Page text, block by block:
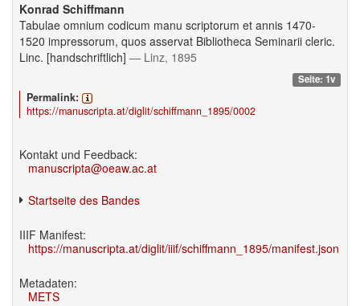
Konrad Schiffmann
Tabulae omnium codicum manu scriptorum et annis 1470-
1520 impressorum, quos asservat Bibliotheca Seminarii cleric.
Linc. [handschriftlich] — Linz, 1895
Seite: 1v
Permalink:
https://manuscripta.at/diglit/schiffmann_1895/0002
Kontakt und Feedback:
manuscripta@oeaw.ac.at
Startseite des Bandes
IIIF Manifest:
https://manuscripta.at/diglit/iiif/schiffmann_1895/manifest.json
Metadaten:
METS